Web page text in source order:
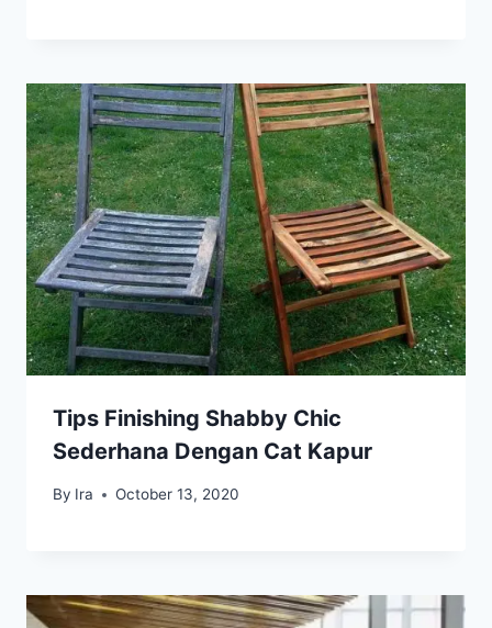
Tips Finishing Shabby Chic
Sederhana Dengan Cat Kapur
By Ira October 13, 2020